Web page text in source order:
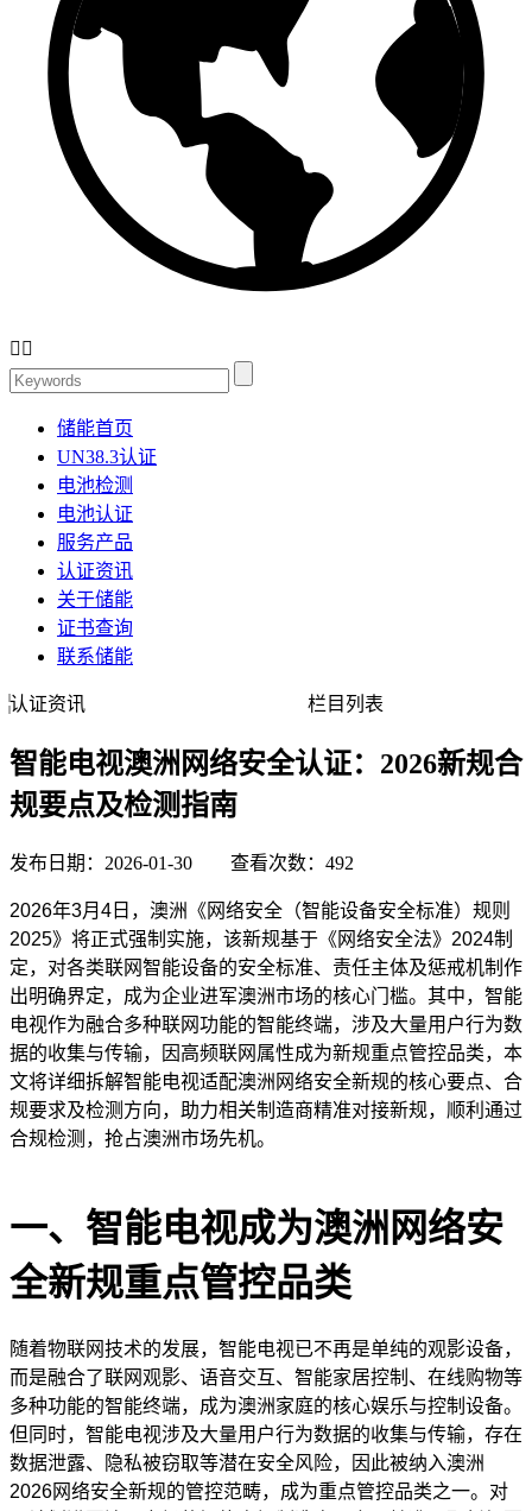
 
储能首页
UN38.3认证
电池检测
电池认证
服务产品
认证资讯
关于储能
证书查询
联系储能
认证资讯 栏目列表
智能电视澳洲网络安全认证：2026新规合
规要点及检测指南
发布日期：2026-01-30 查看次数：492
2026年3月4日，澳洲《网络安全（智能设备安全标准）规则
2025》将正式强制实施，该新规基于《网络安全法》2024制
定，对各类联网智能设备的安全标准、责任主体及惩戒机制作
出明确界定，成为企业进军澳洲市场的核心门槛。其中，智能
电视作为融合多种联网功能的智能终端，涉及大量用户行为数
据的收集与传输，因高频联网属性成为新规重点管控品类，本
文将详细拆解智能电视适配澳洲网络安全新规的核心要点、合
规要求及检测方向，助力相关制造商精准对接新规，顺利通过
合规检测，抢占澳洲市场先机。
一、智能电视成为澳洲网络安
全新规重点管控品类
随着物联网技术的发展，智能电视已不再是单纯的观影设备，
而是融合了联网观影、语音交互、智能家居控制、在线购物等
多种功能的智能终端，成为澳洲家庭的核心娱乐与控制设备。
但同时，智能电视涉及大量用户行为数据的收集与传输，存在
数据泄露、隐私被窃取等潜在安全风险，因此被纳入澳洲
2026网络安全新规的管控范畴，成为重点管控品类之一。对